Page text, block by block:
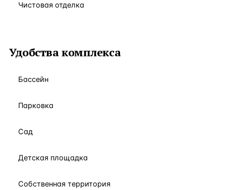
Чистовая отделка
Удобства комплекса
Бассейн
Парковка
Сад
Детская площадка
Собственная территория